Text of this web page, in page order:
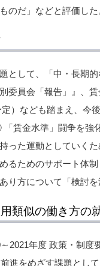
のだ」などと評価した
として、「中・長期
委員会「報告」』、
）なども踏まえ、今
賃金水準」闘争を強
った運動としていく
るためのサポート体
方について「検討を
類似の働き方の
2021年度 政策・制度
進をめざす課題とし